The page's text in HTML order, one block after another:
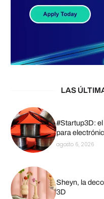
LAS
#Startup3D:
para
agosto 6, 2026
Sheyn, la
3D